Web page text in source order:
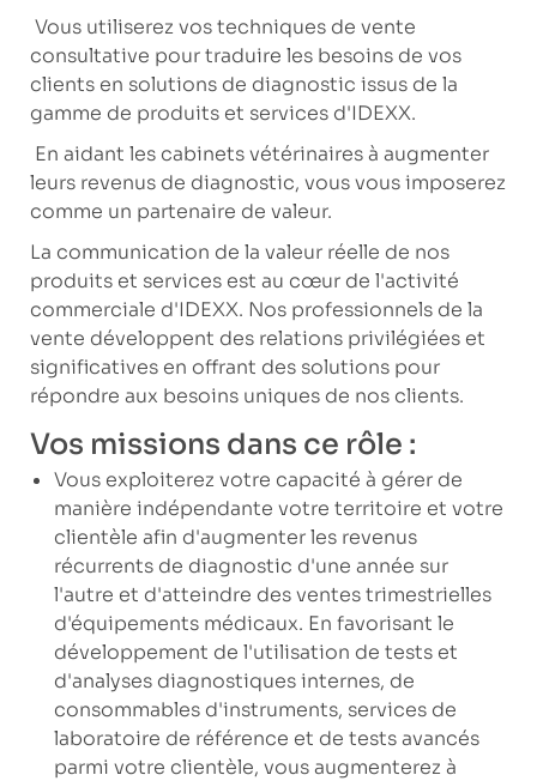
Vous utiliserez vos techniques de vente
consultative pour traduire les besoins de vos
clients en solutions de diagnostic issus de la
gamme de produits et services d'IDEXX.
En aidant les cabinets vétérinaires à augmenter
leurs revenus de diagnostic, vous vous imposerez
comme un partenaire de valeur.
La communication de la valeur réelle de nos
produits et services est au cœur de l'activité
commerciale d'IDEXX. Nos professionnels de la
vente développent des relations privilégiées et
significatives en offrant des solutions pour
répondre aux besoins uniques de nos clients.
Vos missions dans ce rôle :
Vous exploiterez votre capacité à gérer de
manière indépendante votre territoire et votre
clientèle afin d'augmenter les revenus
récurrents de diagnostic d'une année sur
l'autre et d'atteindre des ventes trimestrielles
d'équipements médicaux. En favorisant le
développement de l'utilisation de tests et
d'analyses diagnostiques internes, de
consommables d'instruments, services de
laboratoire de référence et de tests avancés
parmi votre clientèle, vous augmenterez à